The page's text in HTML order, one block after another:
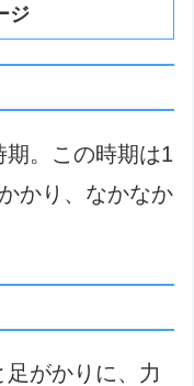
ジ
。この時期は1
かり、なかなか
がかりに、力